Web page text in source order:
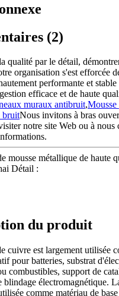
(2)
qualité par le détail,
organisation s'est efforcée
performante et
efficace et de haute
muraux antibruit,Mousse
bruitNous invitons à bras
notre site Web ou à nous
mousse métallique de haute
Détail :
du produit
cuivre est largement utilisée
pour batteries, substrat
combustibles, support de
blindage électromagnétique.
comme matériau de